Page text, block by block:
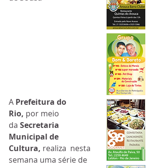
A Prefeitura do
Rio, por meio
da Secretaria
Municipal de
Cultura, realiza  nesta
semana uma série de